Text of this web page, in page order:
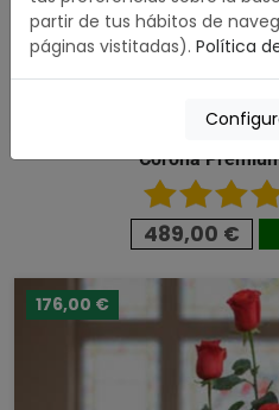
Corona
489,00 €
176,00 €
partir de tus hábitos de
páginas vistitadas). Política